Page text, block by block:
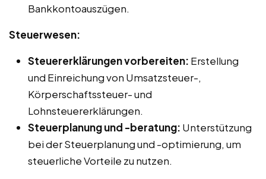
Bankkontoauszügen.
Steuerwesen:
Steuererklärungen vorbereiten: Erstellung
und Einreichung von Umsatzsteuer-,
Körperschaftssteuer- und
Lohnsteuererklärungen.
Steuerplanung und -beratung: Unterstützung
bei der Steuerplanung und -optimierung, um
steuerliche Vorteile zu nutzen.